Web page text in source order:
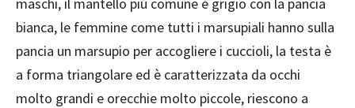
bianca, le femmine come tutti i marsupiali hanno sulla
pancia un marsupio per accogliere i cuccioli, la testa è
a forma triangolare ed è caratterizzata da occhi
molto grandi e orecchie molto piccole, riescono a